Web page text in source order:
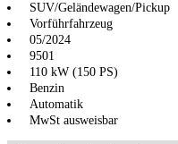
SUV/Geländewagen/Pickup
Vorführfahrzeug
05/2024
9501
110 kW (150 PS)
Benzin
Automatik
MwSt ausweisbar